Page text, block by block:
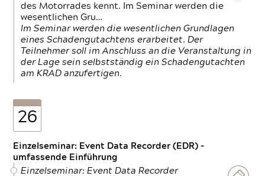
des Motorrades kennt. Im Seminar werden die
wesentlichen Gru…
Im Seminar werden die wesentlichen Grundlagen
eines Schadengutachtens erarbeitet. Der
Teilnehmer soll im Anschluss an die Veranstaltung in
der Lage sein selbstständig ein Schadengutachten
am KRAD anzufertigen.
26
Einzelseminar: Event Data Recorder (EDR) –
umfassende Einführung
Einzelseminar: Event Data Recorder